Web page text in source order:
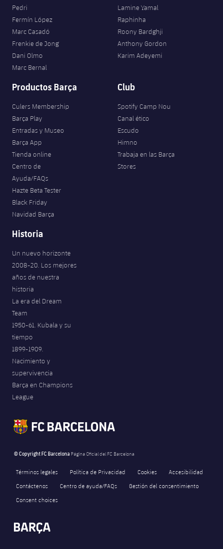
Pedri
Fermín López
Marc Casadó
Frenkie de Jong
Dani Olmo
Marc Bernal
Lamine Yamal
Raphinha
Roony Bardghji
Anthony Gordon
Karim Adeyemi
Productos Barça
Culers Membership
Barça Play
Entradas y Museo
Barça App
Tienda online
Centro de
Ayuda/FAQs
Hazte Beta Tester
Black Friday
Navidad Barça
Club
Spotify Camp Nou
Canal ético
Escudo
Himno
Trabaja en las Barça
Stores
Historia
Un nuevo horizonte
2008-20. Los mejores
años de nuestra
historia
La era del Dream
Team
1950-61. Kubala y su
tiempo
1899-1909.
Nacimiento y
supervivencia
Barça en Champions
League
© Copyright FC Barcelona Página Oficial del FC Barcelona
Términos legales Política de Privacidad Cookies
Accesibilidad
Contáctenos
Centro de ayuda/FAQs
Gestión del consentimiento
Consent choices